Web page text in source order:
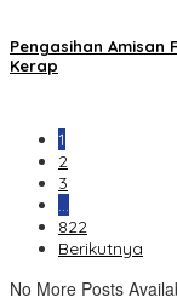
Pengasihan Amisan
Kerap
1
2
3
…
822
Berikutnya
No More Posts